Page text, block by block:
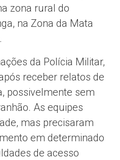
zona rural do
na Zona da Mata
da Polícia Militar,
receber relatos de
possivelmente sem
As equipes
mas precisaram
em determinado
de acesso